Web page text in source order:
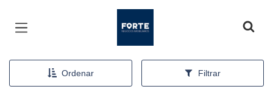
Ordenar Filtrar